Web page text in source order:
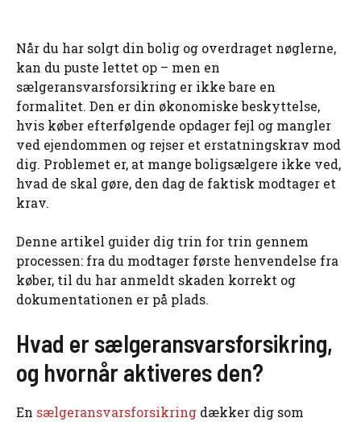
Når du har solgt din bolig og overdraget nøglerne,
kan du puste lettet op – men en
sælgeransvarsforsikring er ikke bare en
formalitet. Den er din økonomiske beskyttelse,
hvis køber efterfølgende opdager fejl og mangler
ved ejendommen og rejser et erstatningskrav mod
dig. Problemet er, at mange boligsælgere ikke ved,
hvad de skal gøre, den dag de faktisk modtager et
krav.
Denne artikel guider dig trin for trin gennem
processen: fra du modtager første henvendelse fra
køber, til du har anmeldt skaden korrekt og
dokumentationen er på plads.
Hvad er sælgeransvarsforsikring,
og hvornår aktiveres den?
En sælgeransvarsforsikring dækker dig som